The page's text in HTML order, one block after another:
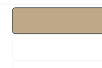
We bieden veel